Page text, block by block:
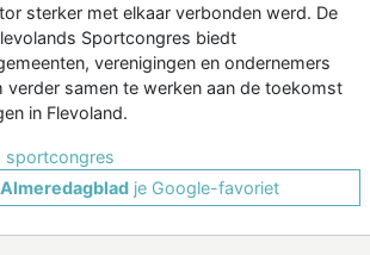
sterker met elkaar verbonden werd. De
Sportcongres biedt
verenigingen en ondernemers
verder samen te werken aan de toekomst
in Flevoland.
sportcongres
Almeredagbladje Google-favoriet